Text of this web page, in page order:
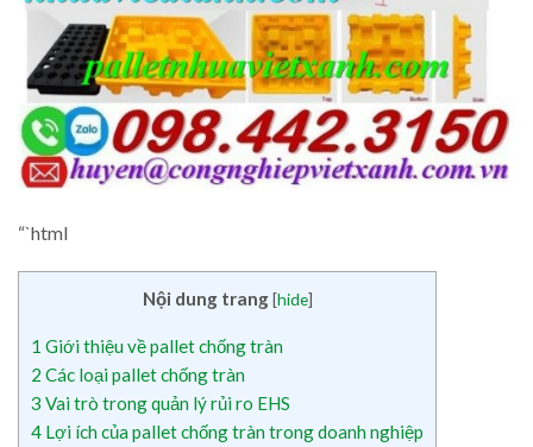
“`html
Nội dung trang [hide]
1 Giới thiệu về pallet chống tràn
2 Các loại pallet chống tràn
3 Vai trò trong quản lý rủi ro EHS
4 Lợi ích của pallet chống tràn trong doanh nghiệp